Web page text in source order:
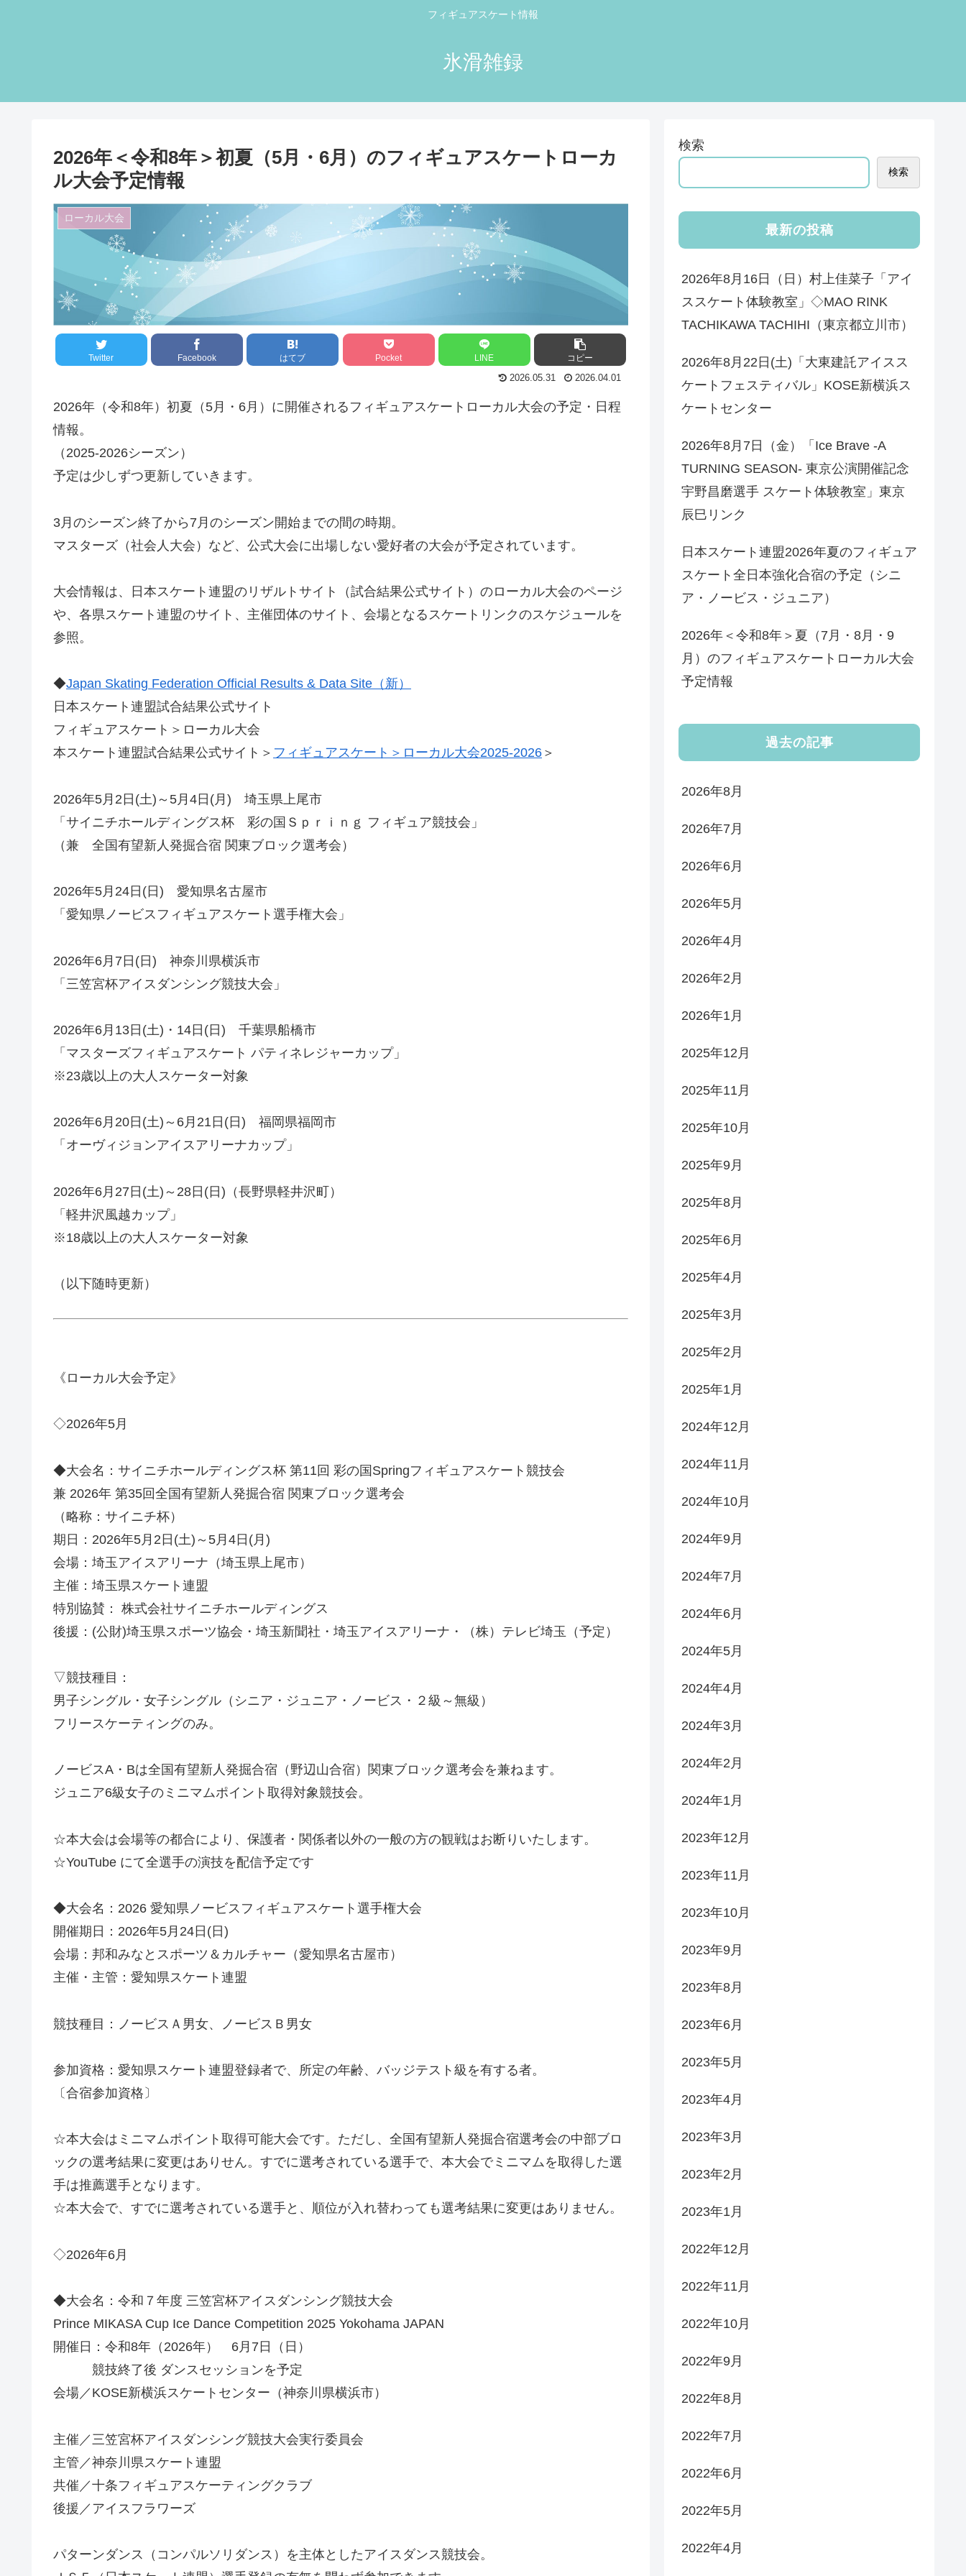
フィギュアスケート情報
氷滑雑録
2026年＜令和8年＞初夏（5月・6月）のフィギュアスケートローカ
ル大会予定情報
ローカル大会
Twitter Facebook はてブ Pocket LINE コピー
2026.05.31 2026.04.01
2026年（令和8年）初夏（5月・6月）に開催されるフィギュアスケートローカル大会の予定・日程
情報。
（2025-2026シーズン）
予定は少しずつ更新していきます。
3月のシーズン終了から7月のシーズン開始までの間の時期。
マスターズ（社会人大会）など、公式大会に出場しない愛好者の大会が予定されています。
大会情報は、日本スケート連盟のリザルトサイト（試合結果公式サイト）のローカル大会のページ
や、各県スケート連盟のサイト、主催団体のサイト、会場となるスケートリンクのスケジュールを
参照。
◆Japan Skating Federation Official Results & Data Site（新）
日本スケート連盟試合結果公式サイト
フィギュアスケート＞ローカル大会
本スケート連盟試合結果公式サイト＞ フィギュアスケート＞ローカル大会2025-2026 ＞
2026年5月2日(土)～5月4日(月) 埼玉県上尾市
「サイニチホールディングス杯 彩の国Ｓｐｒｉｎｇ フィギュア競技会」
（兼 全国有望新人発掘合宿 関東ブロック選考会）
2026年5月24日(日) 愛知県名古屋市
「愛知県ノービスフィギュアスケート選手権大会」
2026年6月7日(日) 神奈川県横浜市
「三笠宮杯アイスダンシング競技大会」
2026年6月13日(土)・14日(日) 千葉県船橋市
「マスターズフィギュアスケート パティネレジャーカップ」
※23歳以上の大人スケーター対象
2026年6月20日(土)～6月21日(日) 福岡県福岡市
「オーヴィジョンアイスアリーナカップ」
2026年6月27日(土)～28日(日)（長野県軽井沢町）
「軽井沢風越カップ」
※18歳以上の大人スケーター対象
（以下随時更新）
《ローカル大会予定》
◇2026年5月
◆大会名：サイニチホールディングス杯 第11回 彩の国Springフィギュアスケート競技会
兼 2026年 第35回全国有望新人発掘合宿 関東ブロック選考会
（略称：サイニチ杯）
期日：2026年5月2日(土)～5月4日(月)
会場：埼玉アイスアリーナ（埼玉県上尾市）
主催：埼玉県スケート連盟
特別協賛： 株式会社サイニチホールディングス
後援：(公財)埼玉県スポーツ協会・埼玉新聞社・埼玉アイスアリーナ・（株）テレビ埼玉（予定）
▽競技種目：
男子シングル・女子シングル（シニア・ジュニア・ノービス・２級～無級）
フリースケーティングのみ。
ノービスA・Bは全国有望新人発掘合宿（野辺山合宿）関東ブロック選考会を兼ねます。
ジュニア6級女子のミニマムポイント取得対象競技会。
☆本大会は会場等の都合により、保護者・関係者以外の一般の方の観戦はお断りいたします。
☆YouTube にて全選手の演技を配信予定です
◆大会名：2026 愛知県ノービスフィギュアスケート選手権大会
開催期日：2026年5月24日(日)
会場：邦和みなとスポーツ＆カルチャー（愛知県名古屋市）
主催・主管：愛知県スケート連盟
競技種目：ノービスＡ男女、ノービスＢ男女
参加資格：愛知県スケート連盟登録者で、所定の年齢、バッジテスト級を有する者。
〔合宿参加資格〕
☆本大会はミニマムポイント取得可能大会です。ただし、全国有望新人発掘合宿選考会の中部ブロ
ックの選考結果に変更はありせん。すでに選考されている選手で、本大会でミニマムを取得した選
手は推薦選手となります。
☆本大会で、すでに選考されている選手と、順位が入れ替わっても選考結果に変更はありません。
◇2026年6月
◆大会名：令和７年度 三笠宮杯アイスダンシング競技大会
Prince MIKASA Cup Ice Dance Competition 2025 Yokohama JAPAN
開催日：令和8年（2026年） 6月7日（日）
競技終了後 ダンスセッションを予定
会場／KOSE新横浜スケートセンター（神奈川県横浜市）
主催／三笠宮杯アイスダンシング競技大会実行委員会
主管／神奈川県スケート連盟
共催／十条フィギュアスケーティングクラブ
後援／アイスフラワーズ
パターンダンス（コンパルソリダンス）を主体としたアイスダンス競技会。
検索
検索
最新の投稿
2026年8月16日（日）村上佳菜子「アイ
ススケート体験教室」◇MAO RINK
TACHIKAWA TACHIHI（東京都立川市）
2026年8月22日(土)「大東建託アイスス
ケートフェスティバル」KOSE新横浜ス
ケートセンター
2026年8月7日（金）「Ice Brave -A
TURNING SEASON- 東京公演開催記念
宇野昌磨選手 スケート体験教室」東京
辰巳リンク
日本スケート連盟2026年夏のフィギュア
スケート全日本強化合宿の予定（シニ
ア・ノービス・ジュニア）
2026年＜令和8年＞夏（7月・8月・9
月）のフィギュアスケートローカル大会
予定情報
過去の記事
2026年8月
2026年7月
2026年6月
2026年5月
2026年4月
2026年2月
2026年1月
2025年12月
2025年11月
2025年10月
2025年9月
2025年8月
2025年6月
2025年4月
2025年3月
2025年2月
2025年1月
2024年12月
2024年11月
2024年10月
2024年9月
2024年7月
2024年6月
2024年5月
2024年4月
2024年3月
2024年2月
2024年1月
2023年12月
2023年11月
2023年10月
2023年9月
2023年8月
2023年6月
2023年5月
2023年4月
2023年3月
2023年2月
2023年1月
2022年12月
2022年11月
2022年10月
2022年9月
2022年8月
2022年7月
2022年6月
2022年5月
2022年4月